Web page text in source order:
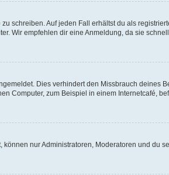
schreiben. Auf jeden Fall erhältst du als
Wir empfehlen dir eine Anmeldung, da sie
Dies verhindert den Missbrauch deines
Computer, zum Beispiel in einem Internetcafé,
nur Administratoren, Moderatoren und du